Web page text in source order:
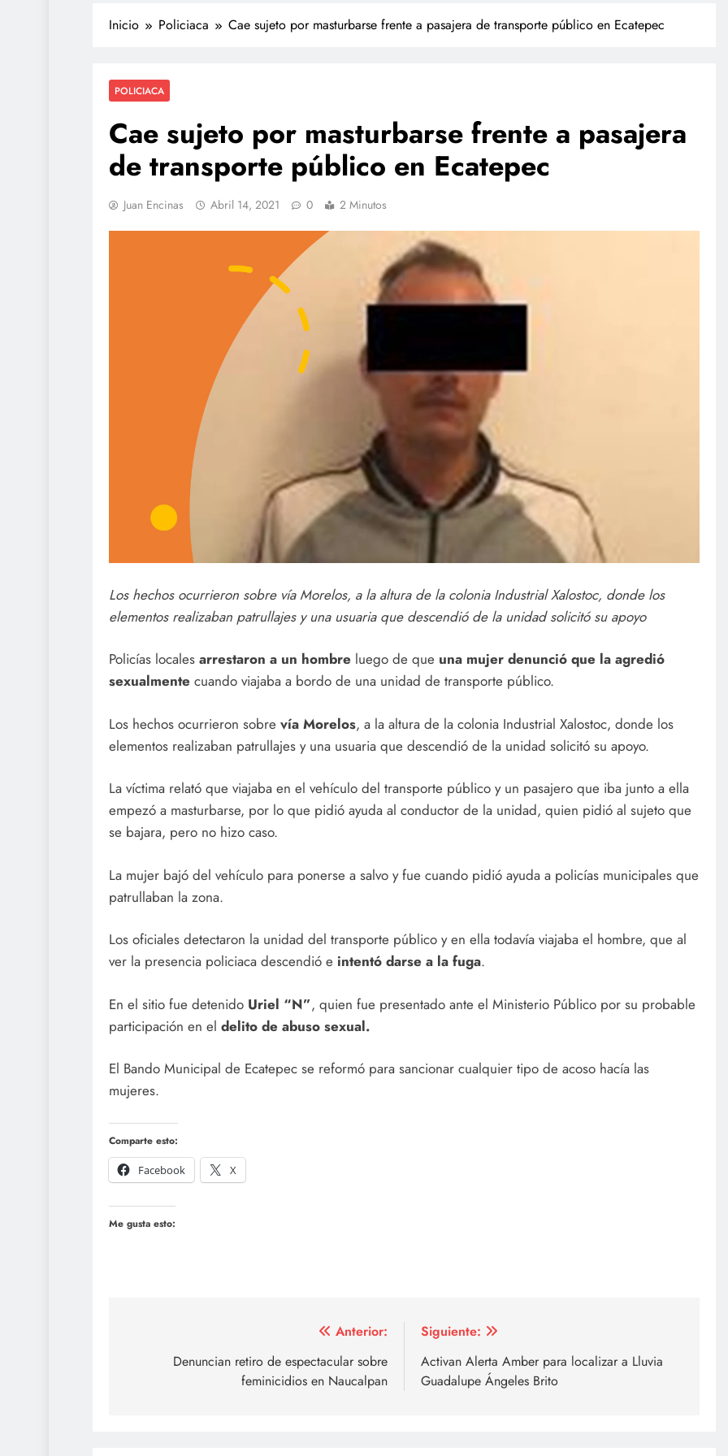
Inicio Policiaca Cae sujeto por masturbarse frente a pasajera de transporte público en Ecatepec
POLICIACA
Cae sujeto por masturbarse frente a pasajera
de transporte público en Ecatepec
Juan Encinas Abril 14, 2021 0 2 Minutos
Los hechos ocurrieron sobre vía Morelos, a la altura de la colonia Industrial Xalostoc, donde los
elementos realizaban patrullajes y una usuaria que descendió de la unidad solicitó su apoyo
Policías locales arrestaron a un hombre luego de que una mujer denunció que la agredió
sexualmente cuando viajaba a bordo de una unidad de transporte público.
Los hechos ocurrieron sobre vía Morelos, a la altura de la colonia Industrial Xalostoc, donde los
elementos realizaban patrullajes y una usuaria que descendió de la unidad solicitó su apoyo.
La víctima relató que viajaba en el vehículo del transporte público y un pasajero que iba junto a ella
empezó a masturbarse, por lo que pidió ayuda al conductor de la unidad, quien pidió al sujeto que
se bajara, pero no hizo caso.
La mujer bajó del vehículo para ponerse a salvo y fue cuando pidió ayuda a policías municipales que
patrullaban la zona.
Los oficiales detectaron la unidad del transporte público y en ella todavía viajaba el hombre, que al
ver la presencia policiaca descendió e intentó darse a la fuga.
En el sitio fue detenido Uriel “N”, quien fue presentado ante el Ministerio Público por su probable
participación en el delito de abuso sexual.
El Bando Municipal de Ecatepec se reformó para sancionar cualquier tipo de acoso hacía las
mujeres.
Comparte esto:
Facebook
X
Me gusta esto:
Anterior:
Denuncian retiro de espectacular sobre
feminicidios en Naucalpan
Siguiente:
Activan Alerta Amber para localizar a Lluvia
Guadalupe Ángeles Brito
Adulto mayor que murió
atropellado fue empujado, revela
agosto 4, 2026
Trump firma órdenes ejecutivas
contra la ciudadanía por derecho
de nacimiento
agosto 4, 2026